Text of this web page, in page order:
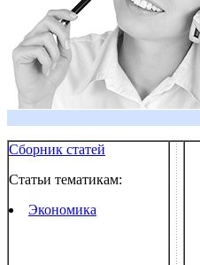
Сборник статей
Статьи тематикам:
Экономика